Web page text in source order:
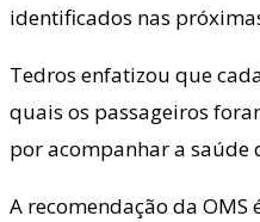
identificados nas
Tedros enfatizou que
quais os passageiros
por acompanhar a saúde
A recomendação da OMS